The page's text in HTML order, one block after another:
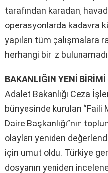
tarafından karadan,
operasyonlarda kadavra
yapılan tüm çalışmalara
herhangi bir iz
BAKANLIĞIN YENİ BİRİMİ
Adalet Bakanlığı Ceza
bünyesinde kurulan “Faili
Daire Başkanlığı”nın
olayları yeniden
için umut oldu. Türkiye
dosyanın yeniden